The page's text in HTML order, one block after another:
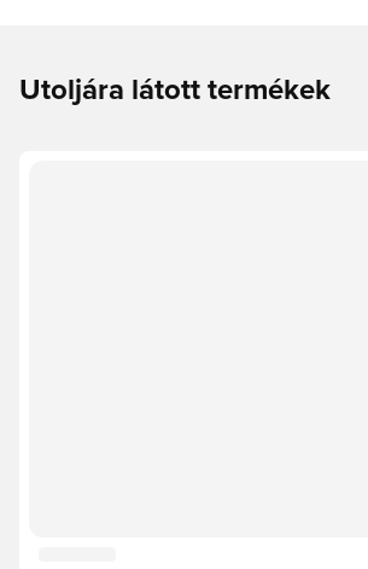
Utoljára látott termékek